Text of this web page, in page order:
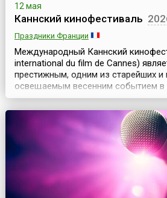
12 мая
Каннский кинофестиваль
Праздники Франции
Международный Каннский
international du film de Cannes)
престижным, одним из старейших и
освещаемым весенним событием в
кино. Он проходит ежегодно в мае
недели.Открытие первого
кинофестиваля в Каннах
года. По идее организаторов
представлять ...